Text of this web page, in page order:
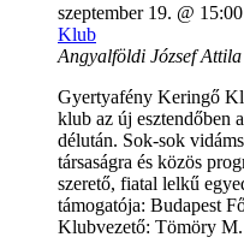
szeptember 19. @ 15:00
Klub
Angyalföldi József
Gyertyafény Keringő
klub az új esztendőben
délután. Sok-sok
társaságra és közös
szerető, fiatal lelkű
támogatója: Budapest
Klubvezető: Tömöry